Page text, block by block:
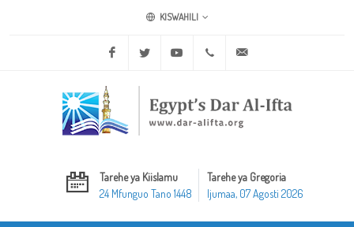
KISWAHILI
Facebook Twitter Youtube +20 2 25970400
Tarehe ya Kiislamu
24 Mfunguo Tano 1448
Tarehe ya Gregoria
Ijumaa, 07 Agosti 2026